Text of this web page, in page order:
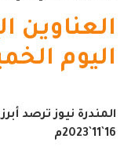
العناوين
اليوم
المندرة نيوز ترصد
16`11`2023م